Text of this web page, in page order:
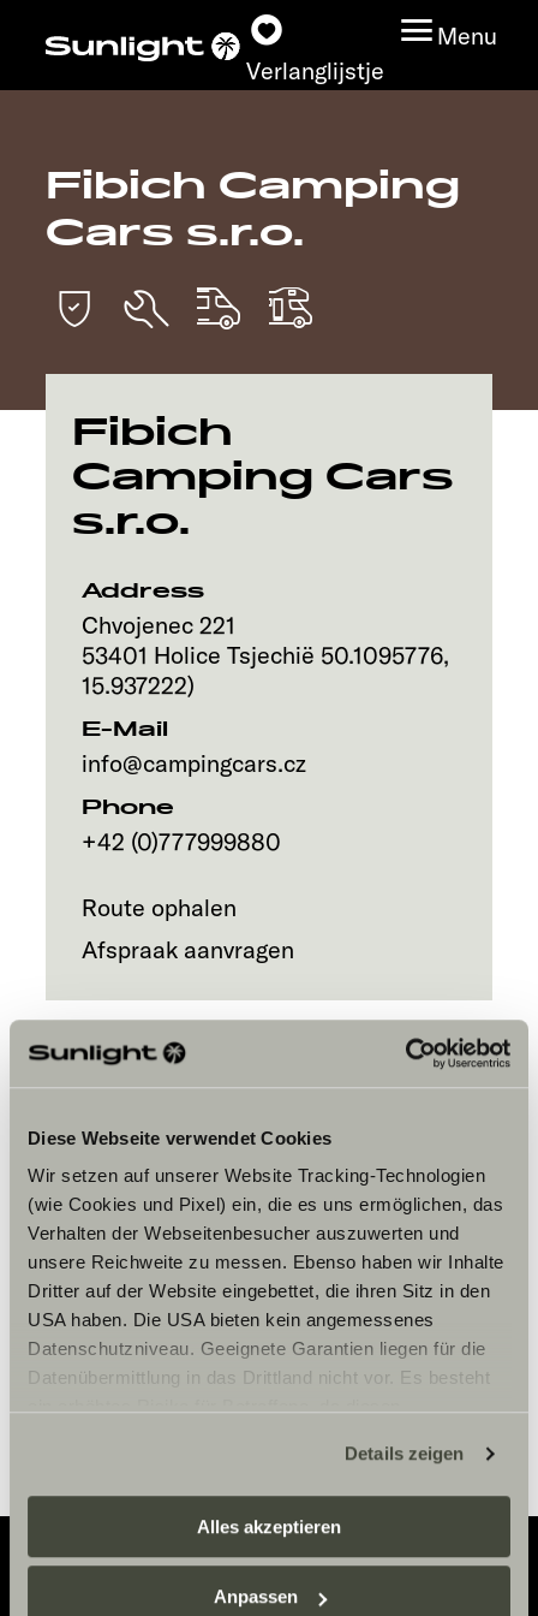
Diese Webseite verwendet Cookies
Wir setzen auf unserer Website Tracking-Technologien
(wie Cookies und Pixel) ein, die es uns ermöglichen, das
Verhalten der Webseitenbesucher auszuwerten und
unsere Reichweite zu messen. Ebenso haben wir Inhalte
Dritter auf der Website eingebettet, die ihren Sitz in den
USA haben. Die USA bieten kein angemessenes
Datenschutzniveau. Geeignete Garantien liegen für die
Datenübermittlung in das Drittland nicht vor. Es besteht
zustehen. Eingesetzte Dienstleister können Daten für
eigene Zwecke verarbeiten und mit anderen Daten
zusammenführen. Weitere Informationen finden Sie hier:
Datenschutzerklärung
einzelne Cookies/Dienste in den Einstellungen aus,
Details zeigen
Alles akzeptieren
Anpassen
Verlanglijstje
Menu
Modeloverzicht
Vind jouw Sunlight
Ontdek
Service
Fibich Camping
Cars s.r.o.
Fibich
Camping Cars
s.r.o.
Address
Chvojenec 221
53401 Holice Tsjechië 50.1095776,
15.937222)
E-Mail
info@campingcars.cz
Phone
+42 (0)777999880
Route ophalen
Afspraak aanvragen
Accepteer marketing-cookies om
de tour te bekijken.
Cookie-instellingen